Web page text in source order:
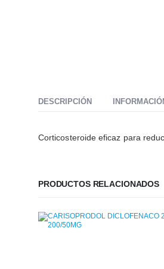
DESCRIPCIÓN
Corticosteroide eficaz para
PRODUCTOS RELACIONADOS